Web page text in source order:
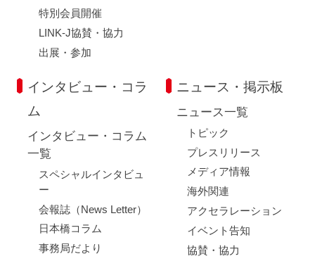
特別会員開催
LINK-J協賛・協力
出展・参加
インタビュー・コラ
ム
インタビュー・コラム
一覧
スペシャルインタビュ
ー
会報誌（News Letter）
日本橋コラム
事務局だより
ニュース・掲示板
ニュース一覧
トピック
プレスリリース
メディア情報
海外関連
アクセラレーション
イベント告知
協賛・協力